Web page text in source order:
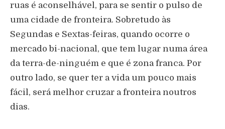
ruas é aconselhável, para se sentir o pulso de
uma cidade de fronteira. Sobretudo às
Segundas e Sextas-feiras, quando ocorre o
mercado bi-nacional, que tem lugar numa área
da terra-de-ninguém e que é zona franca. Por
outro lado, se quer ter a vida um pouco mais
fácil, será melhor cruzar a fronteira noutros
dias.